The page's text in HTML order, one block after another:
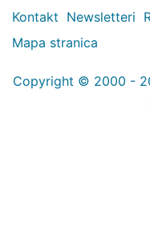
Kontakt Newsletteri
Mapa stranica
Copyright © 2000 -